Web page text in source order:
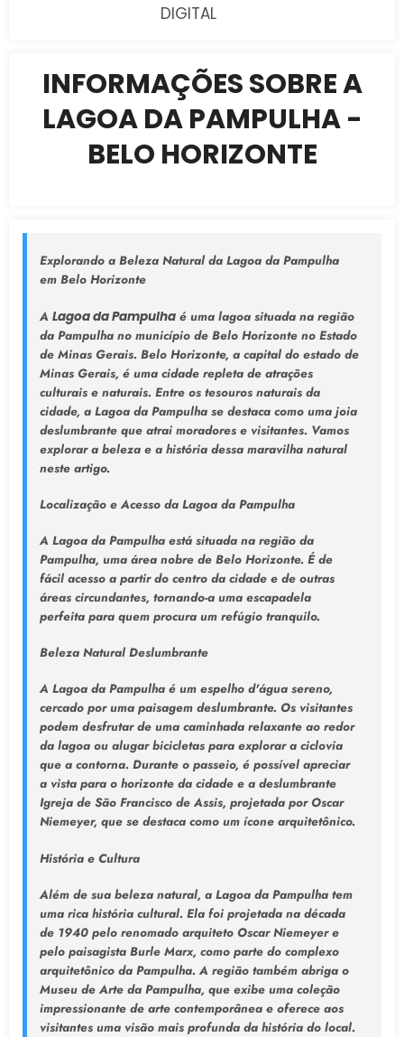
DIGITAL
INFORMAÇÕES SOBRE A
LAGOA DA PAMPULHA -
BELO HORIZONTE
Explorando a Beleza Natural da Lagoa da Pampulha
em Belo Horizonte
A Lagoa da Pampulha é uma lagoa situada na região
da Pampulha no município de Belo Horizonte no Estado
de Minas Gerais. Belo Horizonte, a capital do estado de
Minas Gerais, é uma cidade repleta de atrações
culturais e naturais. Entre os tesouros naturais da
cidade, a Lagoa da Pampulha se destaca como uma joia
deslumbrante que atrai moradores e visitantes. Vamos
explorar a beleza e a história dessa maravilha natural
neste artigo.
Localização e Acesso da Lagoa da Pampulha
A Lagoa da Pampulha está situada na região da
Pampulha, uma área nobre de Belo Horizonte. É de
fácil acesso a partir do centro da cidade e de outras
áreas circundantes, tornando-a uma escapadela
perfeita para quem procura um refúgio tranquilo.
Beleza Natural Deslumbrante
A Lagoa da Pampulha é um espelho d'água sereno,
cercado por uma paisagem deslumbrante. Os visitantes
podem desfrutar de uma caminhada relaxante ao redor
da lagoa ou alugar bicicletas para explorar a ciclovia
que a contorna. Durante o passeio, é possível apreciar
a vista para o horizonte da cidade e a deslumbrante
Igreja de São Francisco de Assis, projetada por Oscar
Niemeyer, que se destaca como um ícone arquitetônico.
História e Cultura
Além de sua beleza natural, a Lagoa da Pampulha tem
uma rica história cultural. Ela foi projetada na década
de 1940 pelo renomado arquiteto Oscar Niemeyer e
pelo paisagista Burle Marx, como parte do complexo
arquitetônico da Pampulha. A região também abriga o
Museu de Arte da Pampulha, que exibe uma coleção
impressionante de arte contemporânea e oferece aos
visitantes uma visão mais profunda da história do local.